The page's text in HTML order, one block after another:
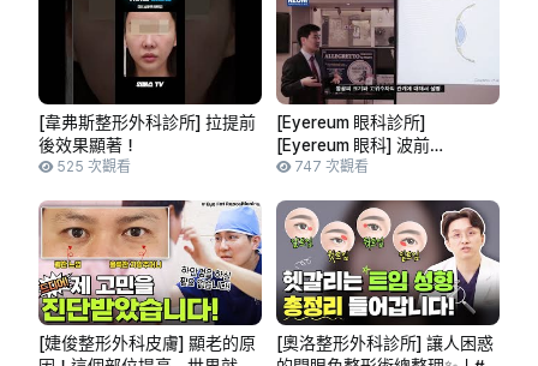
[韋弗斯整形外科診所] 拉提前
後效果顯著！
525 次觀看
[Eyereum 眼科診所]
[Eyereum 眼科] 波前
(Wavefront) 講座 - 金明俊 教
747 次觀看
[婕俊整形外科皮膚] 顯老的原
[奧洛整形外科診所] 讓人困惑